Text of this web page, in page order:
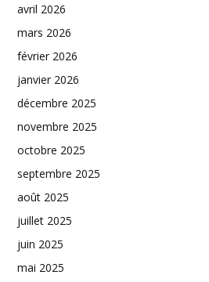
avril 2026
mars 2026
février 2026
janvier 2026
décembre 2025
novembre 2025
octobre 2025
septembre 2025
août 2025
juillet 2025
juin 2025
mai 2025